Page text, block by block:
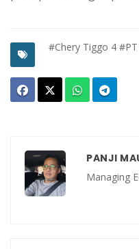
#Chery Tiggo 4
PANJI
Managing